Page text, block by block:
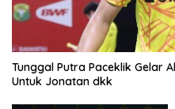
Tunggal Putra Paceklik Gelar
Untuk Jonatan dkk